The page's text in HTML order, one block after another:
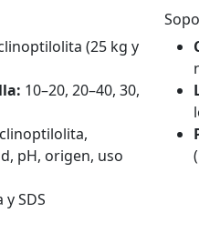
(25 kg y
10–20, 20–40, 30,
clinoptilolita,
pH, origen, uso
y SDS